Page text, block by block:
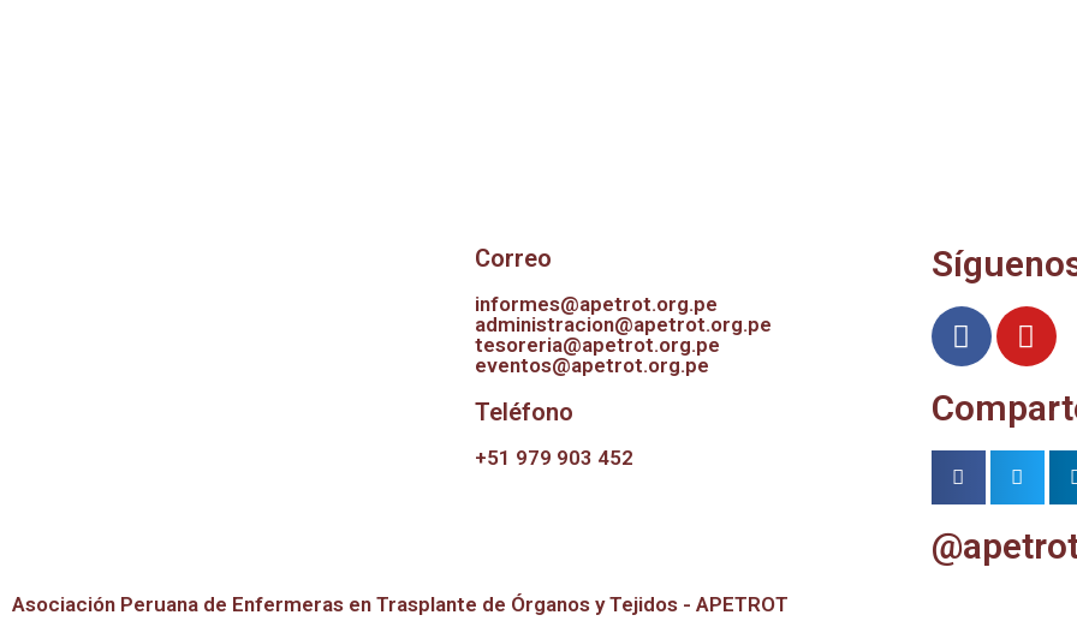
Correo
informes@apetrot.org.pe
administracion@apetrot.org.pe
tesoreria@apetrot.org.pe
eventos@apetrot.org.pe
Teléfono
+51 979 903 452
Asociación Peruana de Enfermeras en Trasplante de Órganos y Tejidos - APETROT